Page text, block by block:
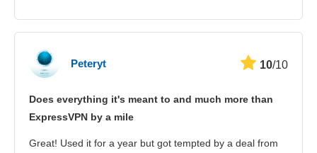
Peteryt 10/10
Does everything it's meant to and much more than
ExpressVPN by a mile
Great! Used it for a year but got tempted by a deal from